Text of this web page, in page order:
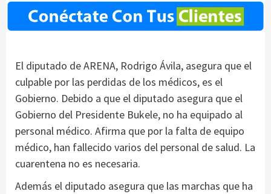
El diputado de ARENA, Rodrigo Ávila, asegura que el
culpable por las perdidas de los médicos, es el
Gobierno. Debido a que el diputado asegura que el
Gobierno del Presidente Bukele, no ha equipado al
personal médico. Afirma que por la falta de equipo
médico, han fallecido varios del personal de salud. La
cuarentena no es necesaria.
Además el diputado asegura que las marchas que ha